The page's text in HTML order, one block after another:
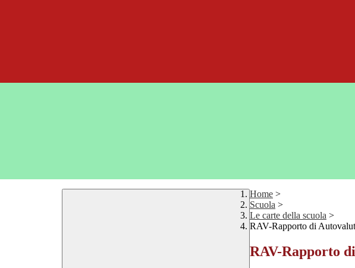
Home >
Scuola >
Le carte della scuola >
RAV-Rapporto di
RAV-Rapporto